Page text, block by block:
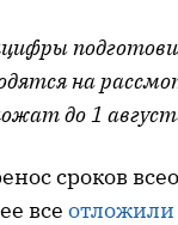
на
до 1
сроков
все отложили